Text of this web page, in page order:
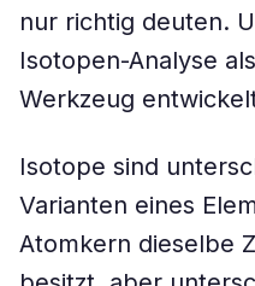
nur richtig deuten.
Isotopen-Analyse
Werkzeug
Isotope sind
Varianten eines
Atomkern dieselbe